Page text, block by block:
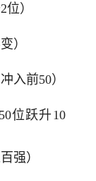
）
）
入前50）
位跃升10
强）